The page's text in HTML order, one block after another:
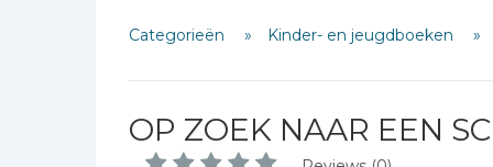
De Bijbel
Bijbelse Dagboeken 2026
Bijbelstudie groepen
Categorieën Kinder- en jeugdboeken
OP ZOEK NAAR EEN